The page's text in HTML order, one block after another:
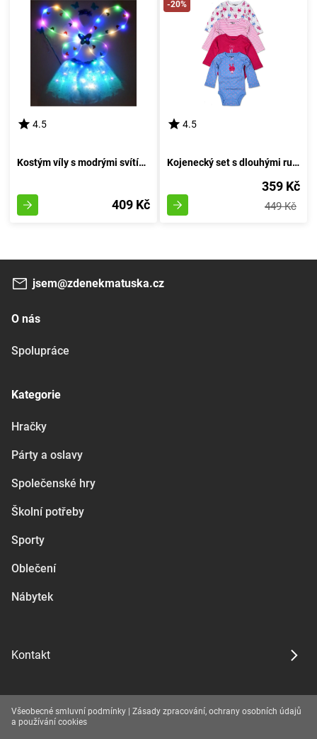
4.5
Kostým víly s modrými svítícími křídly
409 Kč
-20%
4.5
Kojenecký set s dlouhými rukávy, Pidilidi, PD1003, pro dívku - velikost 68/74 | 6-9 měsíců
359 Kč
449 Kč
jsem@zdenekmatuska.cz
O nás
Spolupráce
Kategorie
Hračky
Párty a oslavy
Společenské hry
Školní potřeby
Sporty
Oblečení
Nábytek
Kontakt
Všeobecné smluvní podmínky | Zásady zpracování, ochrany osobních údajů
a používání cookies